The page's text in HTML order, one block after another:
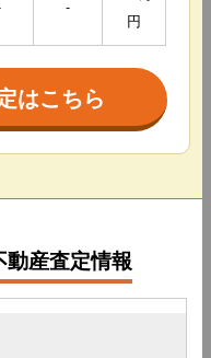
-
円
はこちら
産査定情報